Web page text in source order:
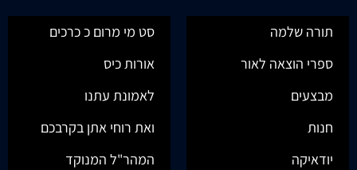
תורה שלמה
ספרי הוצאה לאור
מבצעים
חנות
יודאיקה
סט מי מרום כ כרכים
אורות כיס
לאמונת עתנו
ואת רוחי אתן בקרבכם
המהר"ל המנוקד